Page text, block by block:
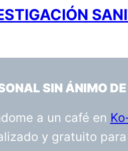
SIN ÁNIMO
a un café en
y gratuito